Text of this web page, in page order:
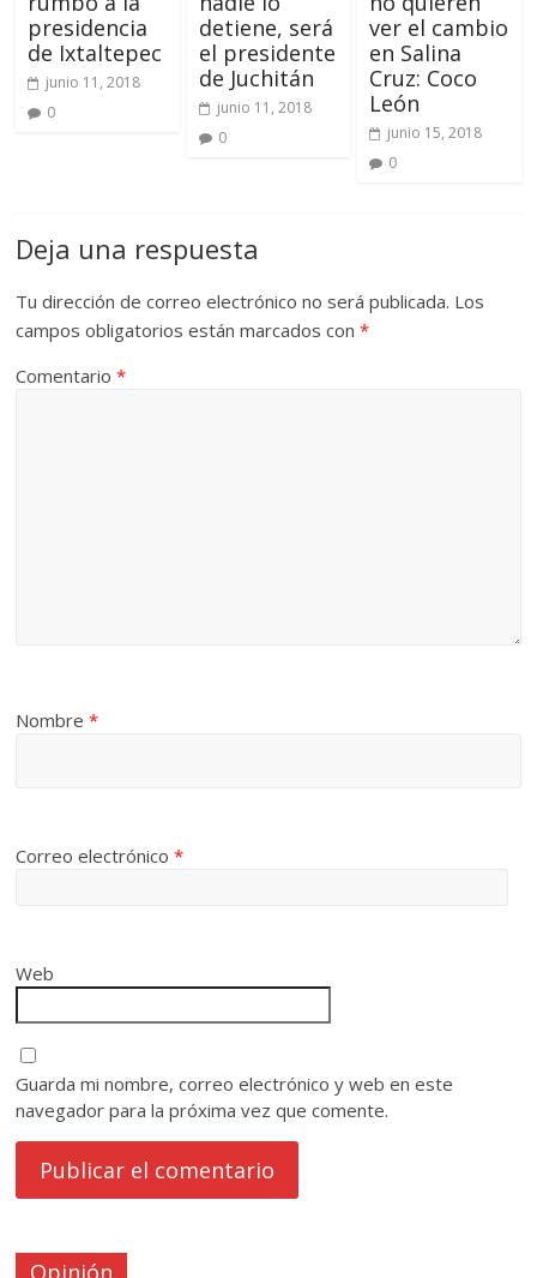
presidencia
de Ixtaltepec
junio 11, 2018
0
detiene, será
el presidente
de Juchitán
junio 11, 2018
0
ver el cambio
en Salina
Cruz: Coco
León
junio 15, 2018
0
Deja una respuesta
Tu dirección de correo electrónico no será publicada. Los
campos obligatorios están marcados con*
Comentario*
Nombre*
Correo electrónico*
Web
Guarda mi nombre, correo electrónico y web en este
navegador para la próxima vez que comente.
Opinión